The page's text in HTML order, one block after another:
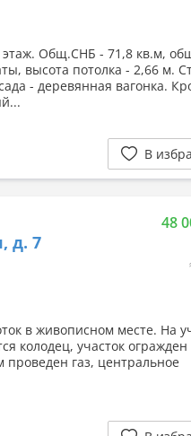
Общ.СНБ - 71,8 кв.м,
высота потолка - 2,66 м.
- деревянная вагонка.
В
д. 7
48
в живописном месте. На
колодец, участок огражден
газ, центральное